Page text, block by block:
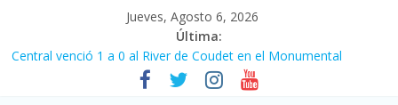
Jueves, Agosto 6, 2026
Última:
Central venció 1 a 0 al River de Coudet en el Monumental
La morosidad alcanzó su nivel más alto en dos décadas y ya
afecta a 400 mil deudores en Santa Fe